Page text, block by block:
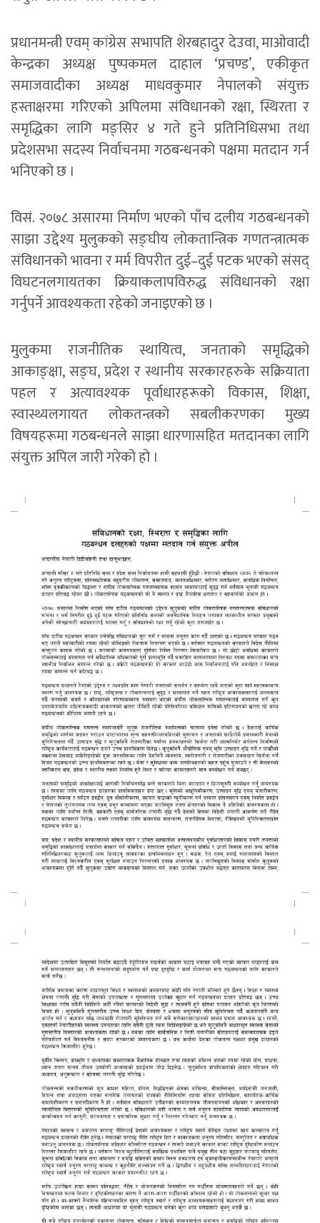
प्रधानमन्त्री एवम् कांग्रेस सभापति शेरबहादुर देउवा, माओवादी
केन्द्रका अध्यक्ष पुष्पकमल दाहाल ‘प्रचण्ड’, एकीकृत
समाजवादीका अध्यक्ष माधवकुमार नेपालको संयुक्त
हस्ताक्षरमा गरिएको अपिलमा संविधानको रक्षा, स्थिरता र
समृद्धिका लागि मङ्सिर ४ गते हुने प्रतिनिधिसभा तथा
प्रदेशसभा सदस्य निर्वाचनमा गठबन्धनको पक्षमा मतदान गर्न
भनिएको छ ।
विसं. २०७८ असारमा निर्माण भएको पाँच दलीय गठबन्धनको
साझा उद्देश्य मुलुकको सङ्घीय लोकतान्त्रिक गणतन्त्रात्मक
संविधानको भावना र मर्म विपरीत दुई–दुई पटक भएको संसद्
विघटनलगायतका क्रियाकलापविरुद्ध संविधानको रक्षा
गर्नुपर्ने आवश्यकता रहेको जनाइएको छ ।
मुलुकमा राजनीतिक स्थायित्व, जनताको समृद्धिको
आकाङ्क्षा, सङ्घ, प्रदेश र स्थानीय सरकारहरुके सक्रियाता
पहल र अत्यावश्यक पूर्वाधारहरूको विकास, शिक्षा,
स्वास्थ्यलगायत लोकतन्त्रको सबलीकरणका मुख्य
विषयहरूमा गठबन्धनले साझा धारणासहित मतदानका लागि
संयुक्त अपिल जारी गरेको हो ।